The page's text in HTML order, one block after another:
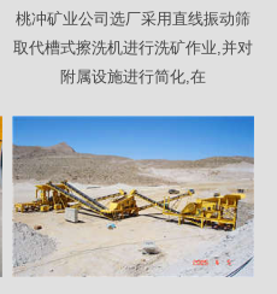
桃冲矿业公司选厂采用直线振动筛
取代槽式擦洗机进行洗矿作业,并对
附属设施进行简化,在